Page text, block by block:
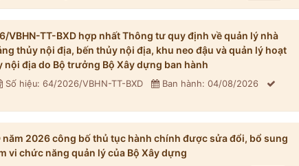
VBHN-TT-BXD hợp nhất Thông tư quy định về quản lý nhà
thủy nội địa, bến thủy nội địa, khu neo đậu và quản lý hoạt
địa do Bộ trưởng Bộ Xây dựng ban hành
Số hiệu: 64/2026/VBHN-TT-BXD
Ban hành: 04/08/2026
2026 công bố thủ tục hành chính được sửa đổi, bổ sung
vi chức năng quản lý của Bộ Xây dựng